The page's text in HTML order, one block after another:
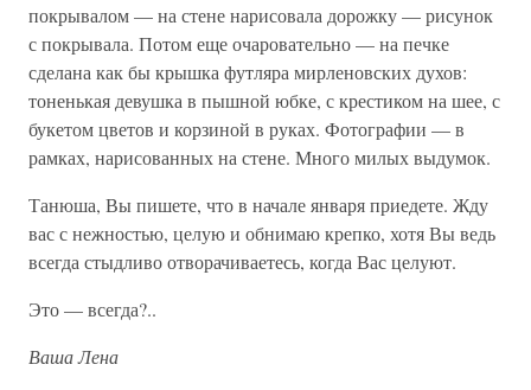
покрывалом — на стене нарисовала дорожку — рисунок
с покрывала. Потом еще очаровательно — на печке
сделана как бы крышка футляра мирленовских духов:
тоненькая девушка в пышной юбке, с крестиком на шее, с
букетом цветов и корзиной в руках. Фотографии — в
рамках, нарисованных на стене. Много милых выдумок.
Танюша, Вы пишете, что в начале января приедете. Жду
вас с нежностью, целую и обнимаю крепко, хотя Вы ведь
всегда стыдливо отворачиваетесь, когда Вас целуют.
Это — всегда?..
Ваша Лена